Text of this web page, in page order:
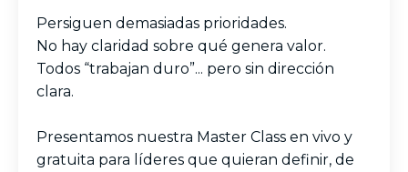
Persiguen demasiadas prioridades.
No hay claridad sobre qué genera valor.
Todos “trabajan duro”... pero sin dirección
clara.
Presentamos nuestra Master Class en vivo y
gratuita para líderes que quieran definir, de